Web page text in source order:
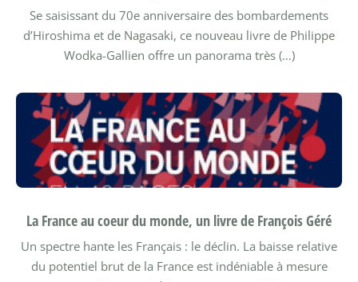
Se saisissant du 70e anniversaire des bombardements
d’Hiroshima et de Nagasaki, ce nouveau livre de Philippe
Wodka-Gallien offre un panorama très (…)
La France au coeur du monde, un livre de François Géré
Un spectre hante les Français : le déclin. La baisse relative
du potentiel brut de la France est indéniable à mesure